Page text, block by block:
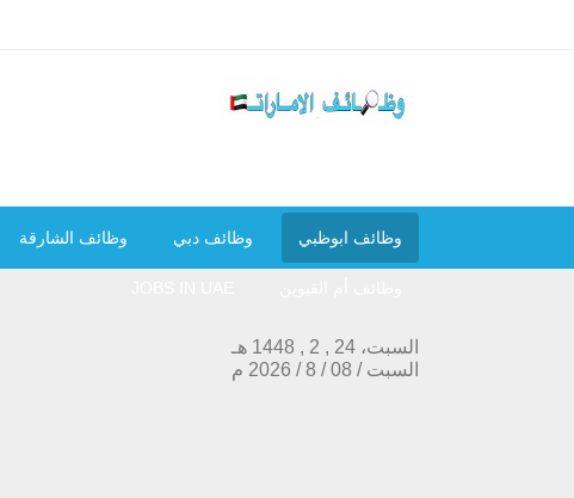
وظائف ابوظبي وظائف دبي وظائف الشارقة
السبت، 24 , 2 , 1448 هـ
السبت /
08
/
8
/
2026 م